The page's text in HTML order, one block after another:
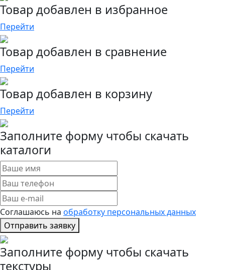
Товар добавлен в избранное
Перейти
Товар добавлен в сравнение
Перейти
Товар добавлен в корзину
Перейти
Заполните форму чтобы скачать
каталоги
Соглашаюсь на обработку персональных данных
Отправить заявку
Заполните форму чтобы скачать
текстуры